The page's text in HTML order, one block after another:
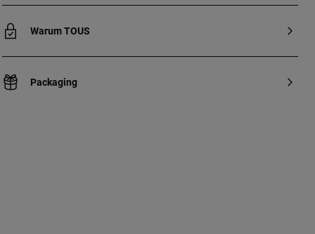
Warum TOUS
Packaging